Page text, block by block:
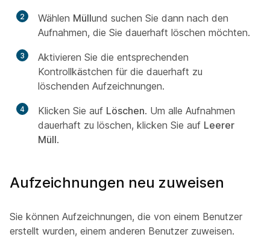
2 Wählen Müllund suchen Sie dann nach den
Aufnahmen, die Sie dauerhaft löschen möchten.
3
Aktivieren Sie die entsprechenden
Kontrollkästchen für die dauerhaft zu
löschenden Aufzeichnungen.
4 Klicken Sie auf Löschen. Um alle Aufnahmen
dauerhaft zu löschen, klicken Sie auf Leerer
Müll.
Aufzeichnungen neu zuweisen
Sie können Aufzeichnungen, die von einem Benutzer
erstellt wurden, einem anderen Benutzer zuweisen.